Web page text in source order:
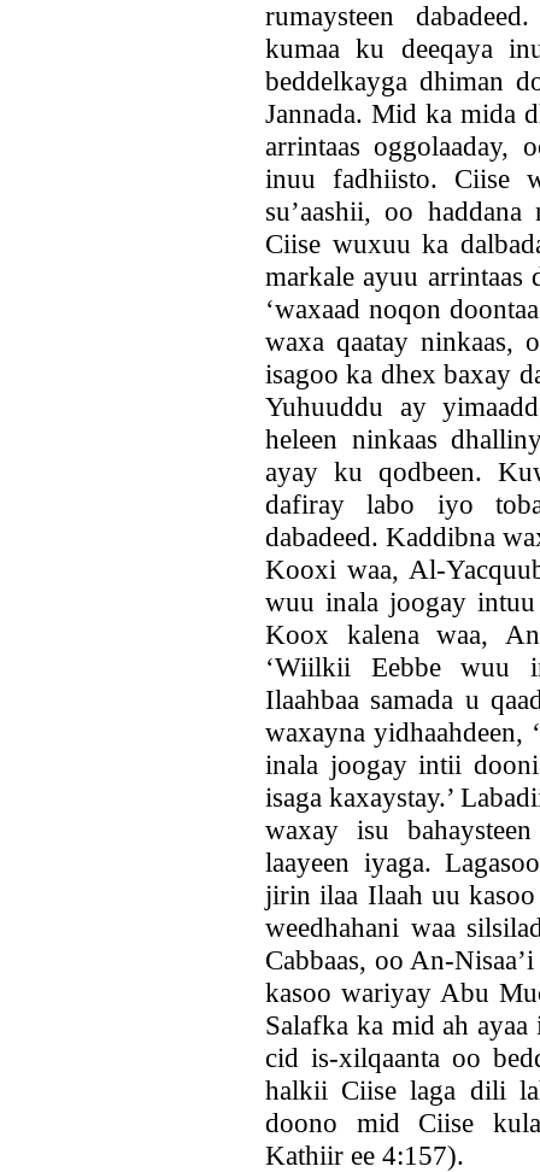
rumaysteen
kumaa ku deeqaya
beddelkayga dhiman
Jannada. Mid ka mida
arrintaas oggolaaday,
inuu fadhiisto. Ciise
su’aashii, oo
Ciise wuxuu ka
markale ayuu
‘waxaad noqon
waxa qaatay ninkaas,
isagoo ka dhex baxay
Yuhuuddu ay
heleen ninkaas
ayay ku qodbeen.
dafiray labo iyo
dabadeed. Kaddibna
Kooxi waa, Al-
wuu inala joogay intuu
Koox kalena waa,
‘Wiilkii Eebbe wuu
Ilaahbaa samada u
waxayna
inala joogay intii
isaga kaxaystay.’
waxay isu
laayeen iyaga.
jirin ilaa Ilaah uu
weedhahani waa
Cabbaas, oo An-
kasoo wariyay Abu
Salafka ka mid ah
cid is-xilqaanta oo
halkii Ciise laga dili
doono mid Ciise
Kathiir ee 4:157).